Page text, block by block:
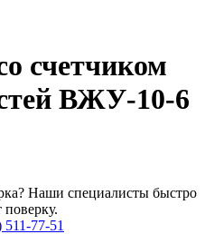
счетчиком
ВЖУ-10-6
Наши специалисты быстро
511-77-51